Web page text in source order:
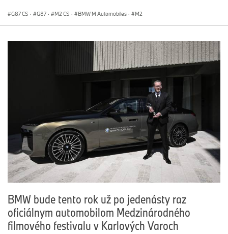
G87 CS · G87 · M2 CS · BMW M Automobiles · M2
BMW bude tento rok už po jedenásty raz
oficiálnym automobilom Medzinárodného
filmového festivalu v Karlových Varoch